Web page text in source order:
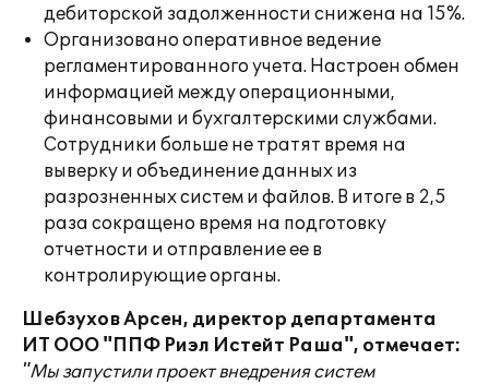
дебиторской задолженности снижена на 15%.
Организовано оперативное ведение
регламентированного учета. Настроен обмен
информацией между операционными,
финансовыми и бухгалтерскими службами.
Сотрудники больше не тратят время на
выверку и объединение данных из
разрозненных систем и файлов. В итоге в 2,5
раза сокращено время на подготовку
отчетности и отправление ее в
контролирующие органы.
Шебзухов Арсен, директор департамента
ИТ ООО "ППФ Риэл Истейт Раша", отмечает:
"Мы запустили проект внедрения систем